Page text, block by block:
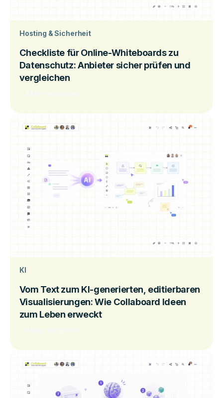
Hosting & Sicherheit
Checkliste für Online-Whiteboards zu
Datenschutz: Anbieter sicher prüfen und
vergleichen
KI
Vom Text zum KI-generierten, editierbaren
Visualisierungen: Wie Collaboard Ideen
zum Leben erweckt